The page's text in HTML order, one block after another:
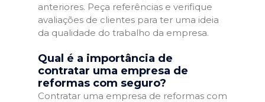
anteriores. Peça referências e verifique
avaliações de clientes para ter uma ideia
da qualidade do trabalho da empresa.
Qual é a importância de
contratar uma empresa de
reformas com seguro?
Contratar uma empresa de reformas com